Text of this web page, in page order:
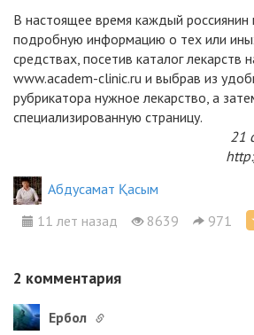
В настоящее время каждый россиянин
подробную информацию о тех или
средствах, посетив каталог лекарств
www.academ-clinic.ru и выбрав из
рубрикатора нужное лекарство, а
специализированную страницу.
21
Абдусамат Қасым
11 лет назад
8639 971
2 комментария
Ербол